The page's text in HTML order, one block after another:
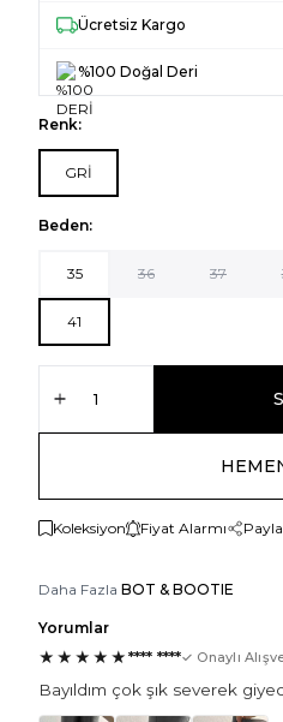
Ücretsiz Kargo
%100 Doğal Deri
Renk:
GRİ
Beden:
35 36 37
41
Koleksiyon Fiyat Alarmı
Daha Fazla BOT & BOOTIE
Yorumlar
★ ★ ★ ★ ★**** ****✓ Onaylı
Bayıldım çok şık severek